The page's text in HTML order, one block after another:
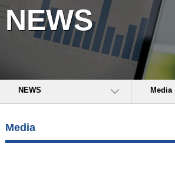
NEWS
NEWS Media
Media